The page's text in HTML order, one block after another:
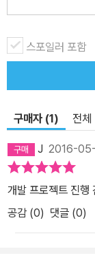
스포일러 포함
구매자 (1) 전체
J 2016-
개발 프로젝트 진행
공감 (0) 댓글 (0)